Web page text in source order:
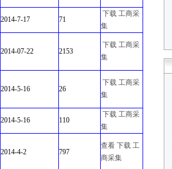
2014-7-17 71
下载 工商采
集
2014-07-22 2153
下载 工商采
集
2014-5-16 26
下载 工商采
集
2014-5-16 110
下载 工商采
集
2014-4-2 797
查看 下载 工
商采集